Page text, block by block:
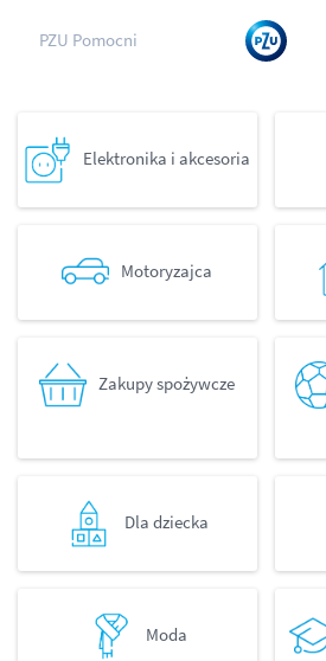
PZU Pomocni
Elektronika i akcesoria
Motoryzajca
Zakupy spożywcze
Dla dziecka
Moda